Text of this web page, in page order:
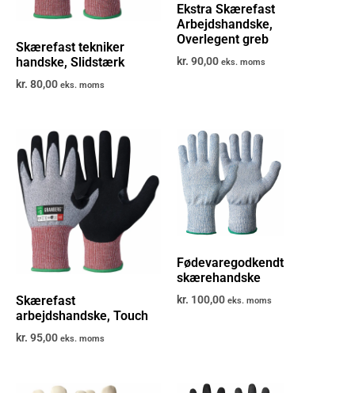
Skærefast tekniker
handske, Slidstærk
kr. 80,00 eks. moms
Ekstra Skærefast
Arbejdshandske,
Overlegent greb
kr. 90,00 eks. moms
Skærefast
arbejdshandske, Touch
kr. 95,00 eks. moms
Fødevaregodkendt
skærehandske
kr. 100,00 eks. moms